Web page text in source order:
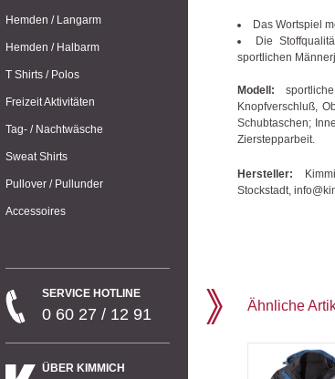
Hemden / Langarm
Hemden / Halbarm
T Shirts / Polos
Freizeit Aktivitäten
Tag- / Nachtwäsche
Sweat Shirts
Pullover / Pullunder
Accessoires
SERVICE HOTLINE
0 60 27 / 12 91
ÜBER KIMMICH
Das Wortspiel
Die
sportlichen
Modell:
Knopfverschluß,
Schubtaschen;
Zierstepparbeit.
Hersteller:
Stockstadt,
Ähnliche